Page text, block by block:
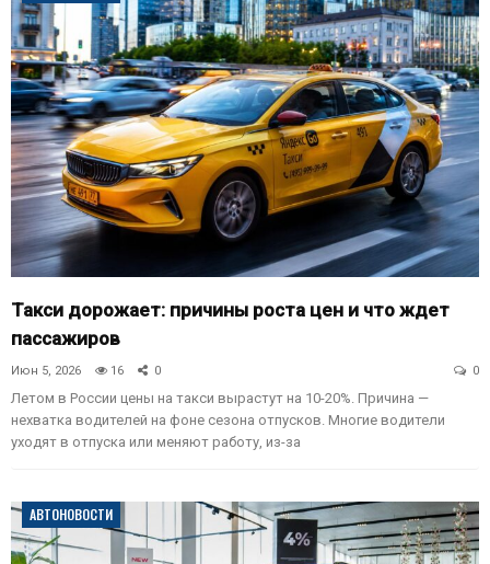
Такси дорожает: причины роста цен и что ждет
пассажиров
Июн 5, 2026 16 0 0
Летом в России цены на такси вырастут на 10-20%. Причина —
нехватка водителей на фоне сезона отпусков. Многие водители
уходят в отпуска или меняют работу, из-за
АВТОНОВОСТИ